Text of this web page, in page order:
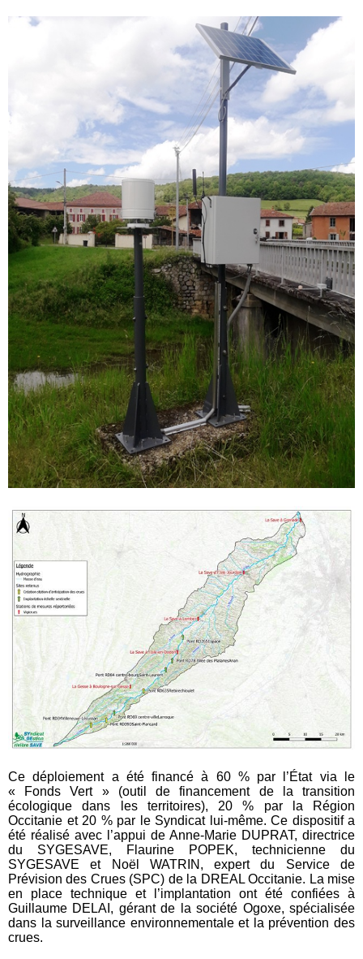
Ce déploiement a été financé à 60 % par l’État via le
« Fonds Vert » (outil de financement de la transition
écologique dans les territoires), 20 % par la Région
Occitanie et 20 % par le Syndicat lui-même. Ce dispositif a
été réalisé avec l’appui de Anne-Marie DUPRAT, directrice
du SYGESAVE, Flaurine POPEK, technicienne du
SYGESAVE et Noël WATRIN, expert du Service de
Prévision des Crues (SPC) de la DREAL Occitanie. La mise
en place technique et l’implantation ont été confiées à
Guillaume DELAI, gérant de la société Ogoxe, spécialisée
dans la surveillance environnementale et la prévention des
crues.